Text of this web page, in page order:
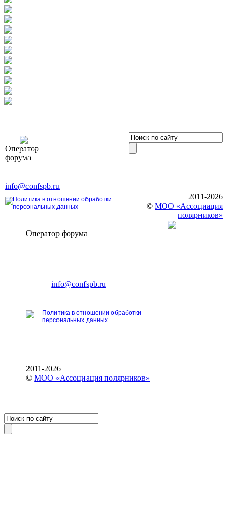
Оператор
форума
Элит»
196191, г. Санкт-Петербург,
info@confspb.ru
Политика в отношении обработки
персональных данных
2011-2026
© МОО «Ассоциация
полярников»
Оператор форума
E-mail:info@confspb.ru
Политика в отношении обработки
персональных данных
2011-2026
©МОО «Ассоциация полярников»